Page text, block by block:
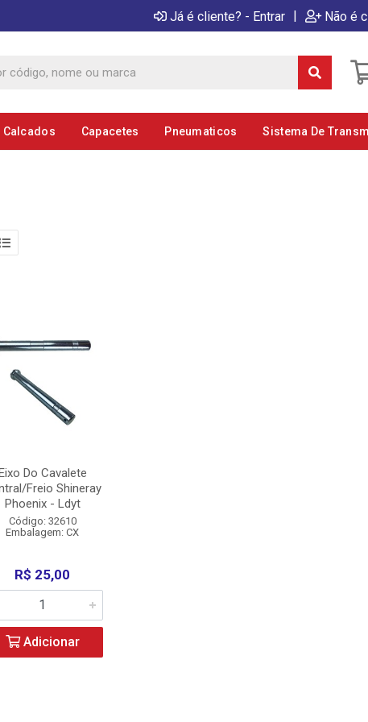
Já é cliente? - Entrar | Não é
Calcados Capacetes Pneumaticos Sistema De
Do Cavalete
Freio Shineray
Phoenix - Ldyt
Código: 32610
Embalagem: CX
R$ 25,00
Adicionar